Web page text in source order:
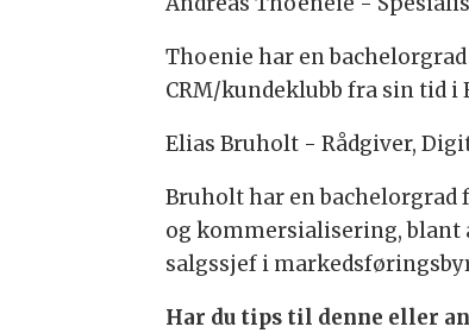
Thoenie har en
CRM/kundeklubb fra sin tid i
Elias Bruholt - Rådgiver,
Bruholt har en
og kommersialisering, blant
salgssjef i
Har du tips til denne eller